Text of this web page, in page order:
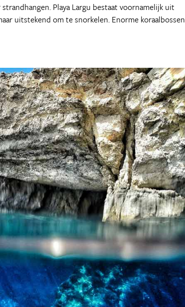
Playa Largu bestaat voornamelijk uit
uitstekend om te snorkelen. Enorme koraalbossen